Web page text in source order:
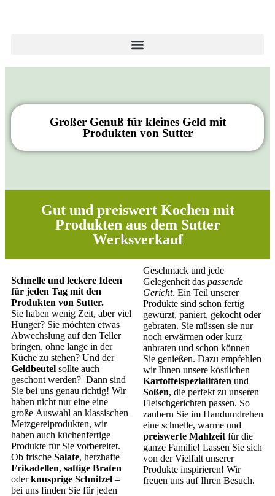
Großer Genuß für kleines Geld mit
Produkten von Sutter
Gut und preiswert Kochen mit
Produkten aus dem Sutter
Werksverkauf
Schnelle und leckere Ideen
für jeden Tag mit den
Produkten von Sutter.
Sie haben wenig Zeit, aber viel
Hunger? Sie möchten etwas
Abwechslung auf den Teller
bringen, ohne lange in der
Küche zu stehen? Und der
Geldbeutel sollte auch
geschont werden? Dann sind
Sie bei uns genau richtig! Wir
haben nicht nur eine eine
große Auswahl an klassischen
Metzgereiprodukten, wir
haben auch küchenfertige
Produkte für Sie vorbereitet.
Ob frische Salate, herzhafte
Frikadellen, saftige Braten
oderknusprige Schnitzel –
bei uns finden Sie für jeden
Geschmack und jede
Gelegenheit das passende
Gericht. Ein Teil unserer
Produkte sind schon fertig
gewürzt, paniert, gekocht oder
gebraten. Sie müssen sie nur
noch erwärmen oder kurz
anbraten und schon können
Sie genießen. Dazu empfehlen
wir Ihnen unsere köstlichen
Kartoffelspezialitäten und
Soßen, die perfekt zu unseren
Fleischgerichten passen. So
zaubern Sie im Handumdrehen
eine schnelle, warme und
preiswerte Mahlzeit für die
ganze Familie! Lassen Sie sich
von der Vielfalt unserer
Produkte inspirieren! Wir
freuen uns auf Ihren Besuch.